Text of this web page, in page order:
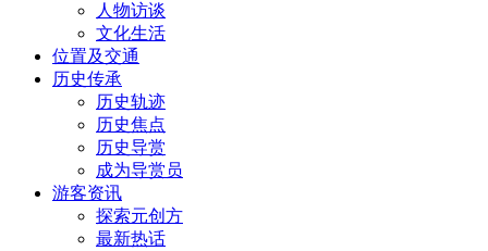
人物访谈
文化生活
位置及交通
历史传承
历史轨迹
历史焦点
历史导赏
成为导赏员
游客资讯
探索元创方
最新热话